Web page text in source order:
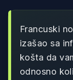
Francuski
izašao sa
košta da
odnosno